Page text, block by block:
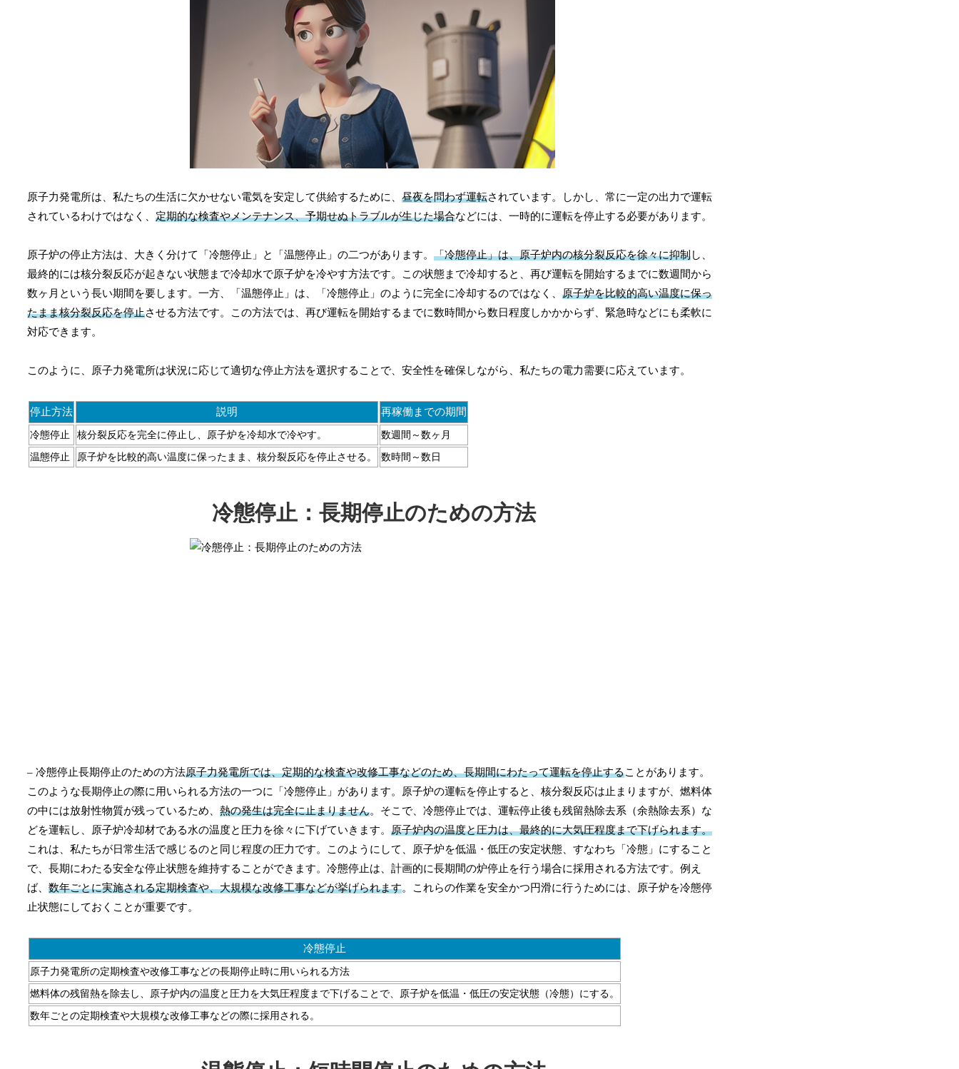
原子力発電所は、私たちの生活に欠かせない電気を安定して供給するために、 昼夜を問わず運転されています。しかし、常に一定の出力で運転
されているわけではなく、 定期的な検査やメンテナンス、予期せぬトラブルが生じた場合などには、一時的に運転を停止する必要があります。
原子炉の停止方法は、大きく分けて「冷態停止」と「温態停止」の二つがあります。 「冷態停止」は、原子炉内の核分裂反応を徐々に抑制し、
最終的には核分裂反応が起きない状態まで冷却水で原子炉を冷やす方法です。この状態まで冷却すると、再び運転を開始するまでに数週間から
数ヶ月という長い期間を要します。一方、「温態停止」は、「冷態停止」のように完全に冷却するのではなく、 原子炉を比較的高い温度に保っ
たまま核分裂反応を停止させる方法です。この方法では、再び運転を開始するまでに数時間から数日程度しかかからず、緊急時などにも柔軟に
対応できます。
このように、原子力発電所は状況に応じて適切な停止方法を選択することで、安全性を確保しながら、私たちの電力需要に応えています。
停止方法 説明 再稼働までの期間
冷態停止 核分裂反応を完全に停止し、原子炉を冷却水で冷やす。 数週間～数ヶ月
温態停止 原子炉を比較的高い温度に保ったまま、核分裂反応を停止させる。 数時間～数日
冷態停止：長期停止のための方法
– 冷態停止長期停止のための方法原子力発電所では、定期的な検査や改修工事などのため、長期間にわたって運転を停止することがあります。
このような長期停止の際に用いられる方法の一つに「冷態停止」があります。原子炉の運転を停止すると、核分裂反応は止まりますが、燃料体
の中には放射性物質が残っているため、 熱の発生は完全に止まりません。そこで、冷態停止では、運転停止後も残留熱除去系（余熱除去系）な
どを運転し、原子炉冷却材である水の温度と圧力を徐々に下げていきます。 原子炉内の温度と圧力は、最終的に大気圧程度まで下げられます。
これは、私たちが日常生活で感じるのと同じ程度の圧力です。このようにして、原子炉を低温・低圧の安定状態、すなわち「冷態」にすること
で、長期にわたる安全な停止状態を維持することができます。冷態停止は、計画的に長期間の炉停止を行う場合に採用される方法です。例え
ば、 数年ごとに実施される定期検査や、大規模な改修工事などが挙げられます。これらの作業を安全かつ円滑に行うためには、原子炉を冷態停
止状態にしておくことが重要です。
冷態停止
原子力発電所の定期検査や改修工事などの長期停止時に用いられる方法
燃料体の残留熱を除去し、原子炉内の温度と圧力を大気圧程度まで下げる ことで、原子炉を低温・低圧の安定状態（冷態）にする。
数年ごとの定期検査や大規模な改修工事などの際に採用される。